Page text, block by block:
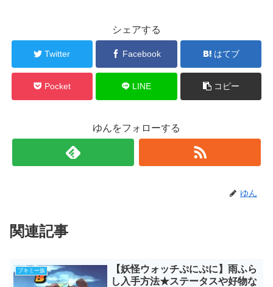
シェアする
Twitter Facebook はてブ
Pocket LINE コピー
ゆんをフォローする
ゆん
関連記事
ブキミー族
【妖怪ウォッチぷにぷに】雨ふら
し入手方法★ステータスや好物な